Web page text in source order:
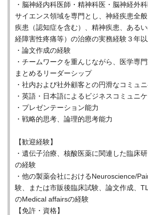
・脳神経内科医師・精神科医・脳神経外
サイエンス領域を専門とし、神経疾患全
疾患（認知症を含む）、精神疾患、ある
経障害性疼痛等）の治療の実務経験３年以
・論文作成の経験
・チームワークを重んじながら、医学専
まとめるリーダーシップ
・社内および社外顧客との円滑なコミュ
・英語・日本語によるビジネスコミュニ
・プレゼンテーション能力
・戦略的思考、論理的思考能力
【歓迎経験】
・遺伝子治療、核酸医薬に関連した臨床
の経験
・他の製薬会社におけるNeuroscience/
験、または市販後臨床試験、論文作成、
のMedical affairsの経験
【免許・資格】